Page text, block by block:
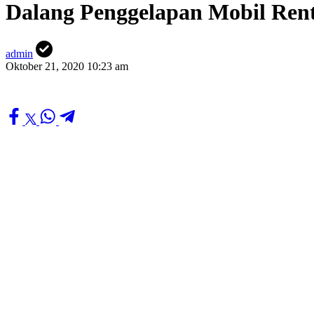
Dalang Penggelapan Mobil
admin
Oktober 21, 2020 10:23 am